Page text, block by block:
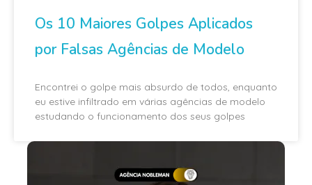
Os 10 Maiores Golpes Aplicados
por Falsas Agências de Modelo
Encontrei o golpe mais absurdo de todos, enquanto
eu estive infiltrado em várias agências de modelo
estudando o funcionamento dos seus golpes